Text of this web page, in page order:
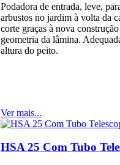
Podadora de entrada, leve,
arbustos no jardim à volta da
corte graças à nova
geometria da lâmina.
altura do peito.
Ver mais...
HSA 25 Com Tubo